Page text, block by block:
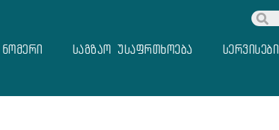
ნომერი საგზაო უსაფრთხოება სერვისები